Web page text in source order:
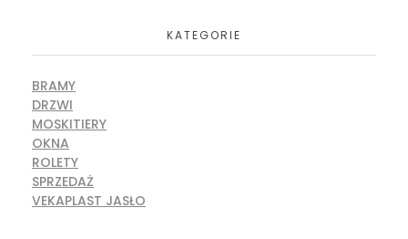
KATEGORIE
BRAMY
DRZWI
MOSKITIERY
OKNA
ROLETY
SPRZEDAŻ
VEKAPLAST JASŁO